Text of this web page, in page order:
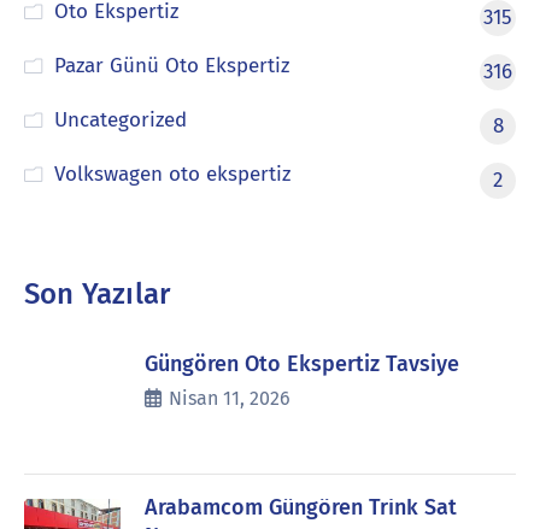
Oto Ekspertiz
315
Pazar Günü Oto Ekspertiz
316
Uncategorized
8
Volkswagen oto ekspertiz
2
Son Yazılar
Güngören Oto Ekspertiz Tavsiye
Nisan 11, 2026
Arabamcom Güngören Trink Sat